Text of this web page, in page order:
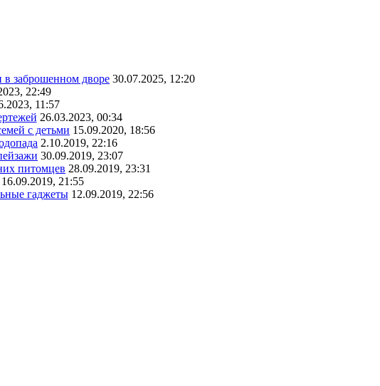
заброшенном дворе 30.07.2025, 12:20
22:49
11:57
26.03.2023, 00:34
с детьми 15.09.2020, 18:56
2.10.2019, 22:16
30.09.2019, 23:07
питомцев 28.09.2019, 23:31
16.09.2019, 21:55
гаджеты 12.09.2019, 22:56